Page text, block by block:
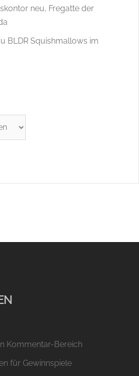
neu, Fregatte der
BLDR Squishmallows im
Kommentar-Bereich
für Gewinnspiele